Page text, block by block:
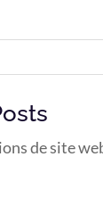
de site